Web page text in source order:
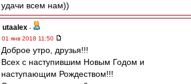
удачи всем нам))
utaalex -
01 янв 2018 11:50
Доброе утро, друзья!!!
Всех с наступившим Новым Годом и
наступающим Рождеством!!!